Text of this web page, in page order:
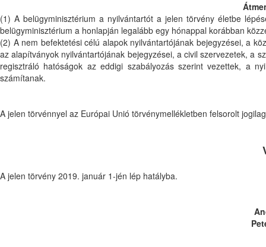
(1) A belügyminisztérium a nyilvántartót a jelen törvény életbe
belügyminisztérium a honlapján legalább egy hónappal korábban
(2) A nem befektetési célú alapok nyilvántartójának bejegyzései, a
az alapítványok nyilvántartójának bejegyzései, a civil szervezetek, a
regisztráló hatóságok az eddigi szabályozás szerint vezettek, a
számítanak.
A jelen törvénnyel az Európai Unió törvénymellékletben felsorolt
A jelen törvény 2019. január 1-jén lép hatályba.